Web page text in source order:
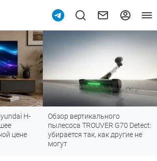
H-
цене
Обзор вертикального
пылесоса TROUVER G70 Detect:
убирается так, как другие не
могут